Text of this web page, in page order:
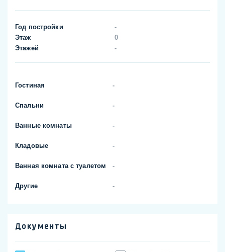
Год постройки
-
Этаж
0
Этажей
-
Гостиная -
Спальни -
Ванные комнаты -
Кладовые -
Ванная комната с туалетом -
Другие -
Документы